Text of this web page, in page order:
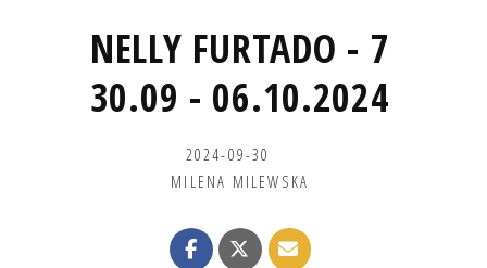
NELLY FURTADO - 7
30.09 - 06.10.2024
2024-09-30
MILENA MILEWSKA